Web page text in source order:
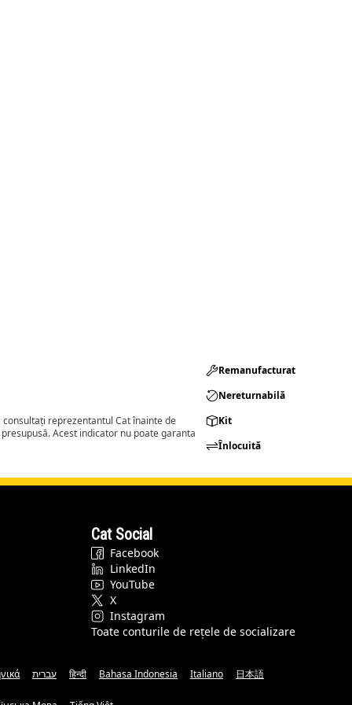
reprezentantul Cat înainte de
Acest indicator nu poate garanta
Remanufacturat​
Nereturnabilă
Kit
Înlocuită
Cat Social
Facebook
LinkedIn
YouTube
X
Instagram
Toate conturile de rețele de socializare
עברית हिन्दी Bahasa Indonesia Italiano 日本語